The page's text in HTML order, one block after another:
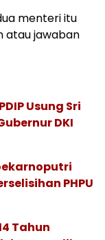
menteri itu
atau jawaban
Usung Sri
DKI
PHPU
Tahun